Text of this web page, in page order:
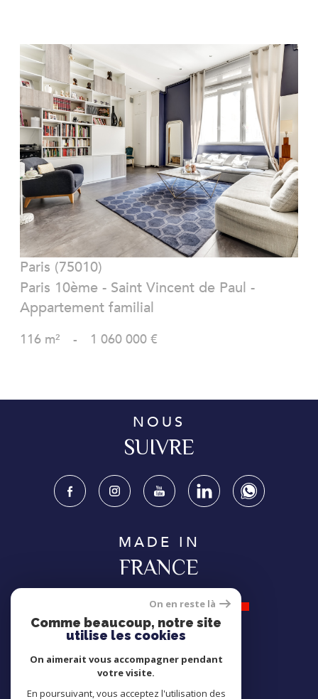
VOIR LE BIEN
Paris (75010)
Paris 10ème - Saint Vincent de Paul -
Appartement familial
116 m² - 1 060 000 €
NOUS
SUIVRE
MADE IN
FRANCE
ADHÉRONS
On en reste là
Comme beaucoup, notre site
utilise les cookies
On aimerait vous accompagner pendant
votre visite.
En poursuivant, vous acceptez l'utilisation des